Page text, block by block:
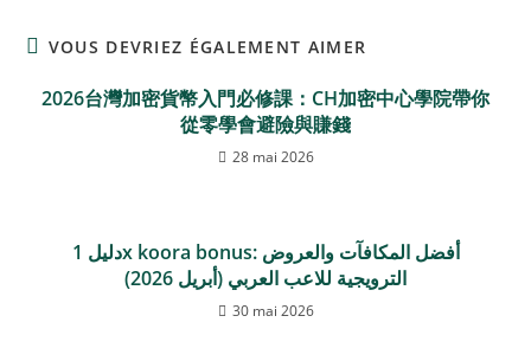
VOUS DEVRIEZ ÉGALEMENT AIMER
2026台灣加密貨幣入門必修課：CH加密中心學院帶你
從零學會避險與賺錢
28 mai 2026
دليل 1x koora bonus: أفضل المكافآت والعروض
الترويجية للاعب العربي (أبريل 2026)
30 mai 2026